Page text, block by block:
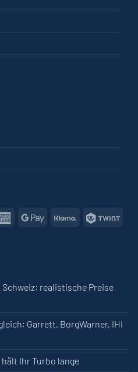
American Express
Google PayKlarna
realistische Preise
Garrett, BorgWarner, IHI
Ihr Turbo lange